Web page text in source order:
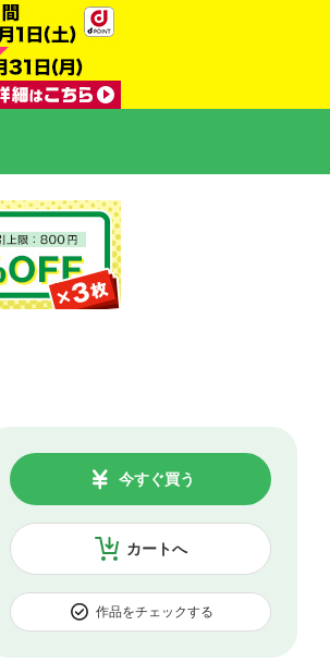
カートへ
今すぐ買う
作品をチェックする